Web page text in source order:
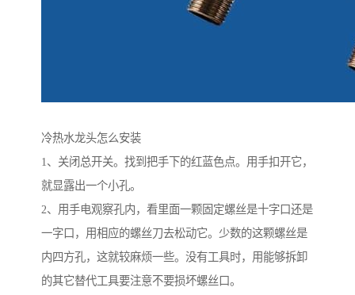
冷热水龙头怎么安装
1、关闭总开关。找到把手下的红蓝色点。用手扣开它，
就显露出一个小孔。
2、用手电观察孔内，看里面一颗固定螺丝是十字口还是
一字口，用相应的螺丝刀去松动它。少数的这颗螺丝是
内四方孔，这就较麻烦一些。没有工具时，用能够拆卸
的其它替代工具要注意不要损坏螺丝口。